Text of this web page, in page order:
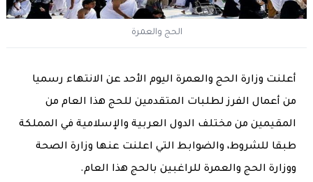
الحج والعمرة
أعلنت وزارة الحج والعمرة اليوم الأحد عن الانتهاء رسميا
من أعمال الفرز لطلبات المتقدمين للحج هذا العام من
المقيمين من مختلف الدول العربية والإسلامية في المملكة
طبقا للشروط، والضوابط التي اعلنت عنها وزارة الصحة
ووزارة الحج والعمرة للراغبين بالحج هذا العام.